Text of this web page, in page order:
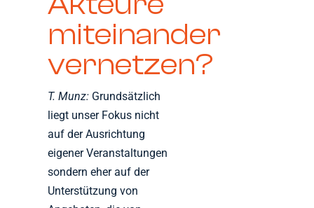
miteinander
vernetzen?
T. Munz: Grundsätzlich
liegt unser Fokus nicht
auf der Ausrichtung
eigener Veranstaltungen
sondern eher auf der
Unterstützung von